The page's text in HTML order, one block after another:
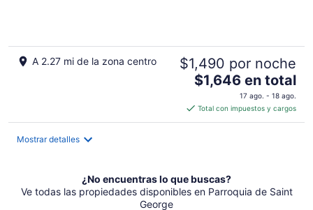
A 2.27 mi de la zona centro $1,490 por noche
El
precio
es
de
por
noche
$1,646 en total
17 ago. - 18 ago.
Total con impuestos y cargos
Mostrar detalles
¿No encuentras lo que buscas?
Ve todas las propiedades disponibles en Parroquia de Saint
George